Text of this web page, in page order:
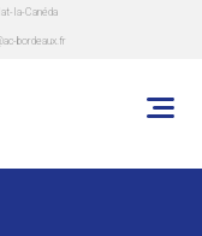
la-Canéda
bordeaux.fr